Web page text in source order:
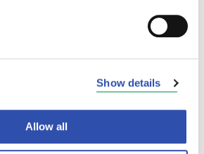
Show details
Allow all